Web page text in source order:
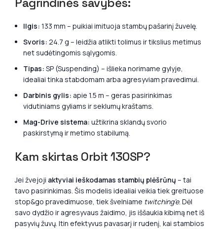
Ilgis: 133 mm – puikiai imituoja stambų pašarinį žuvelę.
Svoris: 24.7 g – leidžia atlikti tolimus ir tikslius metimus
net sudėtingomis sąlygomis.
Tipas: SP (Suspending) – išlieka norimame gylyje,
idealiai tinka stabdomam arba agresyviam pravedimui.
Darbinis gylis: apie 1.5 m – geras pasirinkimas
vidutiniams gyliams ir seklumų kraštams.
Mag-Drive sistema: užtikrina sklandų svorio
paskirstymą ir metimo stabilumą.
Kam skirtas Orbit 130SP?
Jei žvejoji aktyviai ieškodamas stambių plėšrūnų – tai
tavo pasirinkimas. Šis modelis idealiai veikia tiek greituose
stop&go pravedimuose, tiek švelniame twitching’e. Dėl
savo dydžio ir agresyvaus žaidimo, jis iššaukia kibimą net iš
pasyvių žuvų. Itin efektyvus pavasarį ir rudenį, kai stambios